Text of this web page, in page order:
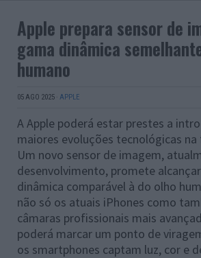
Apple prepara sensor de
gama dinâmica
humano
05 AGO 2025 · APPLE
A Apple poderá estar prestes a
maiores evoluções tecnológicas
Um novo sensor de imagem,
desenvolvimento, promete
dinâmica comparável à do olho
não só os atuais iPhones como
câmaras profissionais mais
poderá marcar um ponto de
os smartphones captam luz, cor e